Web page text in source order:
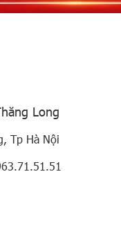
Long
Tp Hà Nội